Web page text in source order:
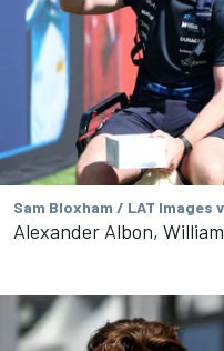
Sam Bloxham / LAT Images
Alexander Albon,